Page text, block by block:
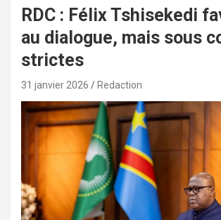
RDC : Félix Tshisekedi
au dialogue, mais sous
strictes
31 janvier 2026 Redaction